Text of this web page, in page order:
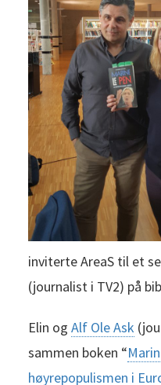
inviterte AreaS til et
(journalist i TV2) på
Elin og Alf Ole Ask
sammen boken “
høyrepopulismen i